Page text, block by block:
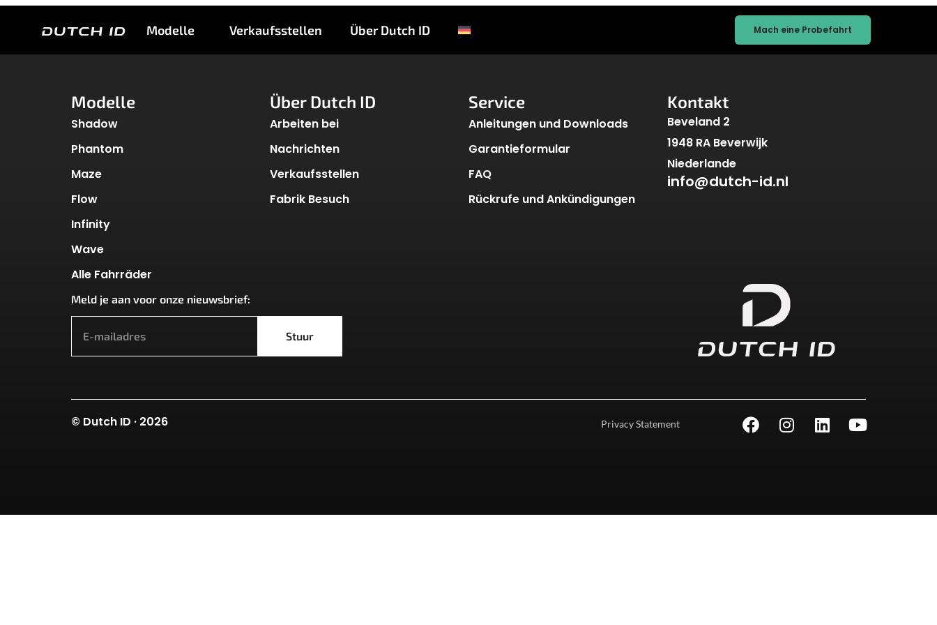
Modelle Verkaufsstellen Über Dutch ID Mach eine Probefahrt
Shadow S85+ Automatic
Modelle
Shadow
Phantom
Maze
Flow
Infinity
Wave
Alle Fahrräder
Über Dutch ID
Arbeiten bei
Nachrichten
Verkaufsstellen
Fabrik Besuch
Meld je aan voor onze nieuwsbrief:
Stuur
Service
Anleitungen und Downloads
Garantieformular
FAQ
Rückrufe und Ankündigungen
Kontakt
Beveland 2
1948 RA Beverwijk
Niederlande
info@dutch-id.nl
© Dutch ID · 2026 Privacy Statement